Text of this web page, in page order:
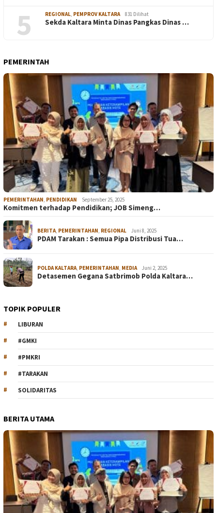
5
REGIONAL PEMPROV KALTARA 831 Dilihat
Sekda Kaltara Minta Dinas Pangkas Dinas …
PEMERINTAH
PEMERINTAHAN PENDIDIKAN September 25, 2025
Komitmen terhadap Pendidikan; JOB Simeng…
BERITA PEMERINTAHAN REGIONAL Juni 8, 2025
PDAM Tarakan : Semua Pipa Distribusi Tua…
POLDA KALTARA PEMERINTAHAN MEDIA Juni 2, 2025
Detasemen Gegana Satbrimob Polda Kaltara…
TOPIK POPULER
LIBURAN
#GMKI
#PMKRI
#TARAKAN
SOLIDARITAS
BERITA UTAMA